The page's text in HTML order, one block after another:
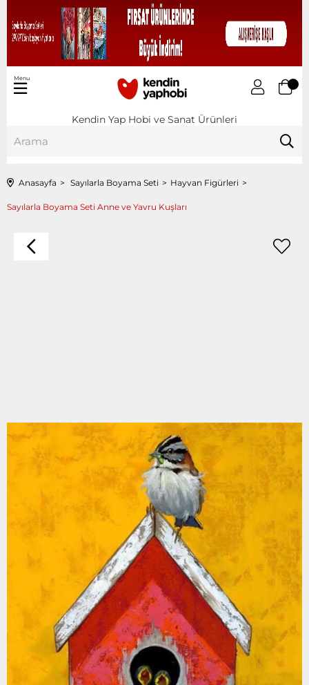
Kendin Yap Hobi ve Sanat Ürünleri
Menu
Anasayfa Sayılarla Boyama Seti Hayvan Figürleri
Sayılarla Boyama Seti Anne ve Yavru Kuşları